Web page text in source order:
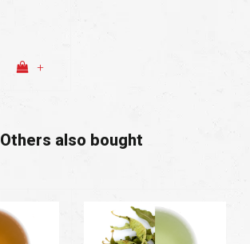
+
Others also bought